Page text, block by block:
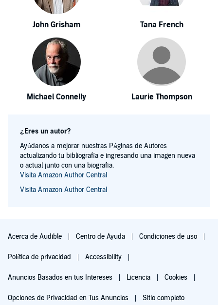
John Grisham Tana French
Michael Connelly Laurie Thompson
¿Eres un autor?
Ayúdanos a mejorar nuestras Páginas de Autores
actualizando tu bibliografía e ingresando una imagen nueva
o actual junto con una biografía.
Visita Amazon Author Central
Visita Amazon Author Central
Acerca de Audible Centro de Ayuda Condiciones de uso
Política de privacidad Accessibility
Anuncios Basados en tus Intereses Licencia Cookies
Opciones de Privacidad en Tus Anuncios Sitio completo